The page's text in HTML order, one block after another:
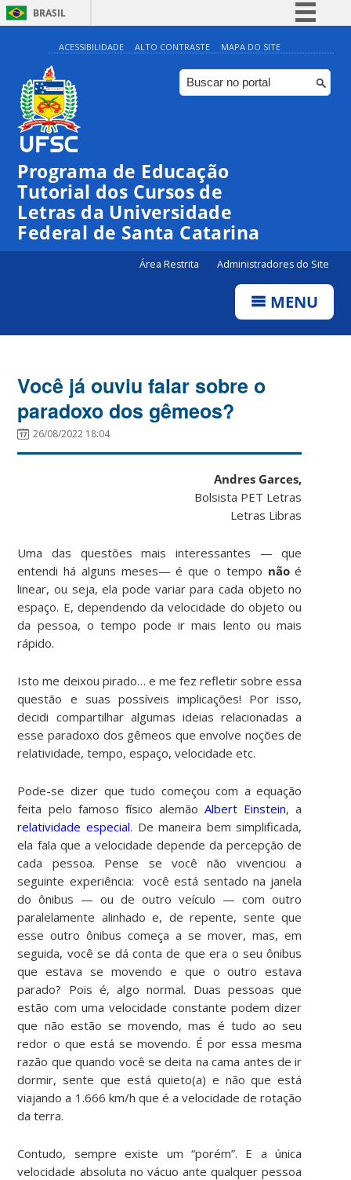
BRASIL
Simplifique!
Comunica BR
Participe
ACESSIBILIDADE ALTO CONTRASTE MAPA DO SITE
Programa de Educação
Tutorial dos Cursos de
Letras da Universidade
Federal de Santa Catarina
Área Restrita Administradores do Site
MENU
Você já ouviu falar sobre o
paradoxo dos gêmeos?
26/08/2022 18:04
Andres Garces,
Bolsista PET Letras
Letras Libras
Uma das questões mais interessantes — que
entendi há alguns meses— é que o tempo nãoé
linear, ou seja, ela pode variar para cada objeto no
espaço. E, dependendo da velocidade do objeto ou
da pessoa, o tempo pode ir mais lento ou mais
rápido.
Isto me deixou pirado… e me fez refletir sobre essa
questão e suas possíveis implicações! Por isso,
decidi compartilhar algumas ideias relacionadas a
esse paradoxo dos gêmeos que envolve noções de
relatividade, tempo, espaço, velocidade etc.
Pode-se dizer que tudo começou com a equação
feita pelo famoso físico alemão Albert Einstein, a
relatividade especial. De maneira bem simplificada,
ela fala que a velocidade depende da percepção de
cada pessoa. Pense se você não vivenciou a
seguinte experiência: você está sentado na janela
do ônibus — ou de outro veículo — com outro
paralelamente alinhado e, de repente, sente que
esse outro ônibus começa a se mover, mas, em
seguida, você se dá conta de que era o seu ônibus
que estava se movendo e que o outro estava
parado? Pois é, algo normal. Duas pessoas que
estão com uma velocidade constante podem dizer
que não estão se movendo, mas é tudo ao seu
redor o que está se movendo. É por essa mesma
razão que quando você se deita na cama antes de ir
dormir, sente que está quieto(a) e não que está
viajando a 1.666 km/h que é a velocidade de rotação
da terra.
Contudo, sempre existe um “porém”. E a única
velocidade absoluta no vácuo ante qualquer pessoa